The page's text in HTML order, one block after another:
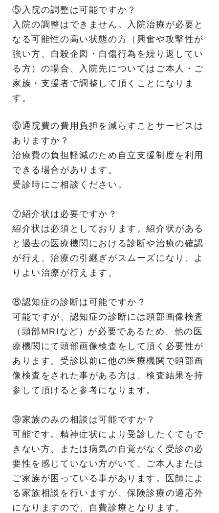
⑤入院の調整は可能ですか？
入院の調整はできません。入院治療が必要と
なる可能性の高い状態の方（興奮や攻撃性が
強い方、自殺企図・自傷行為を繰り返してい
る方）の場合、入院先についてはご本人・ご
家族・支援者で調整して頂くことになりま
す。
⑥通院費の費用負担を減らすことサービスは
ありますか？
治療費の負担軽減のため自立支援制度を利用
できる場合があります。
受診時にご相談ください。
⑦紹介状は必要ですか？
紹介状は必須としております。紹介状がある
と過去の医療機関における診断や治療の確認
が行え、治療の引継ぎがスムーズになり、よ
りよい治療が行えます。
⑧認知症の診断は可能ですか？
可能ですが、認知症の診断には頭部画像検査
（頭部MRIなど）が必要であるため、他の医
療機関にて頭部画像検査をして頂く必要性が
あります。受診以前に他の医療機関で頭部画
像検査をされた事がある方は、検査結果を持
参して頂けると参考になります。
⑨家族のみの相談は可能ですか？
可能です。精神症状により受診したくてもで
きない方、または病気の自覚がなく受診の必
要性を感じていない方がいて、ご本人または
ご家族が困っている事があります。医師によ
る家族相談を行いますが、保険診療の適応外
になりますので、自費診療となります。